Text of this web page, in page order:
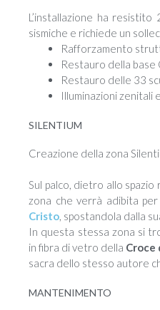
L’installazione ha resistito
sismiche e richiede un
Rafforzamento
Restauro della base
Restauro delle 33
Illuminazioni zenitali
SILENTIUM
Creazione della zona
Sul palco, dietro allo
zona che verrà adibita per
Cristo, spostandola dalla
In questa stessa zona si
in fibra di vetro della Croce
sacra dello stesso autore
MANTENIMENTO